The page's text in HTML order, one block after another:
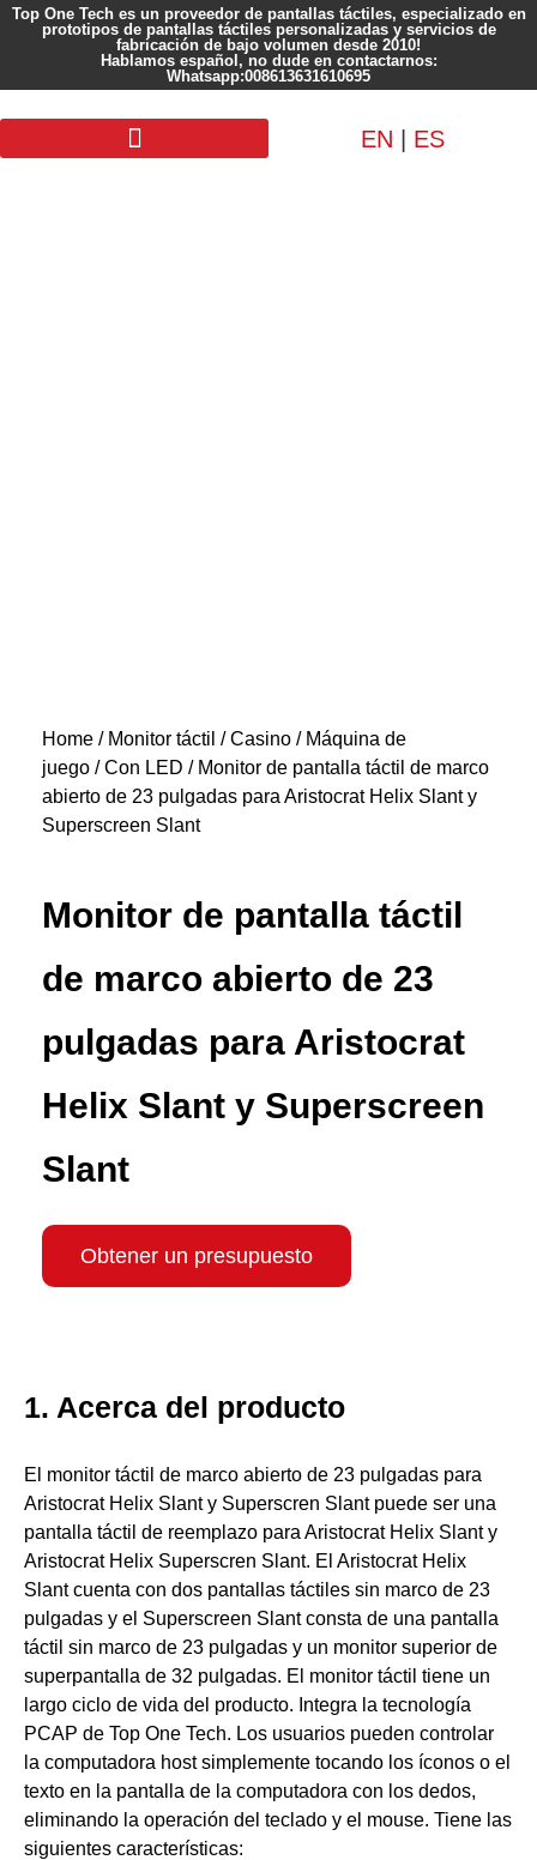
Top One Tech es un proveedor de pantallas táctiles, especializado en
prototipos de pantallas táctiles personalizadas y servicios de
fabricación de bajo volumen desde 2010!
Hablamos español, no dude en contactarnos:
Whatsapp:008613631610695
EN ES
Home / Monitor táctil /Casino / Máquina de
juego /Con LED / Monitor de pantalla táctil de marco
abierto de 23 pulgadas para Aristocrat Helix Slant y
Superscreen Slant
Monitor de pantalla táctil
de marco abierto de 23
pulgadas para Aristocrat
Helix Slant y Superscreen
Slant
Obtener un presupuesto
1. Acerca del producto
El monitor táctil de marco abierto de 23 pulgadas para
Aristocrat Helix Slant y Superscren Slant puede ser una
pantalla táctil de reemplazo para Aristocrat Helix Slant y
Aristocrat Helix Superscren Slant. El Aristocrat Helix
Slant cuenta con dos pantallas táctiles sin marco de 23
pulgadas y el Superscreen Slant consta de una pantalla
táctil sin marco de 23 pulgadas y un monitor superior de
superpantalla de 32 pulgadas. El monitor táctil tiene un
largo ciclo de vida del producto. Integra la tecnología
PCAP de Top One Tech. Los usuarios pueden controlar
la computadora host simplemente tocando los íconos o el
texto en la pantalla de la computadora con los dedos,
eliminando la operación del teclado y el mouse. Tiene las
siguientes características: